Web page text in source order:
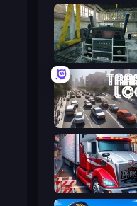
Kamaz Truck Driver
Traffic Loop
Just Park It 12